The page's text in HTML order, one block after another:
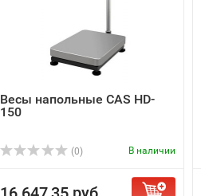
Весы напольные CAS HD-
150
(0) В наличии